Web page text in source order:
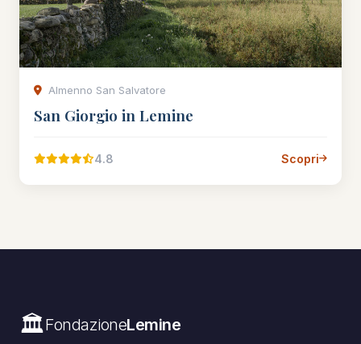
Almenno San Salvatore
San Giorgio in Lemine
4.8 Scopri
🏛️FondazioneLemine